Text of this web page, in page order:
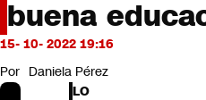
Opinión
buena
15- 10- 2022 19:16
Por Daniela Pérez
LO